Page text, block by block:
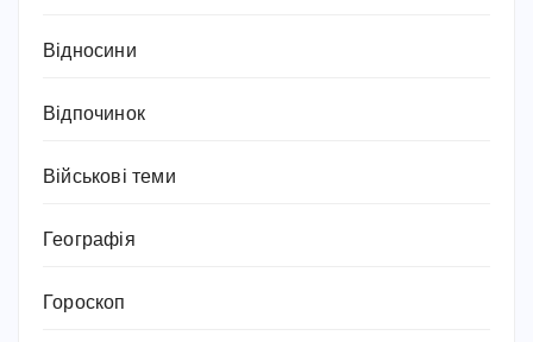
Відносини
Відпочинок
Військові теми
Географія
Гороскоп